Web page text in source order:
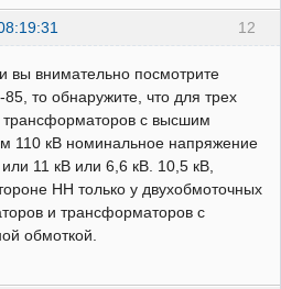
12
вы внимательно посмотрите
то обнаружите, что для трех
с высшим
110 кВ номинальное напряжение
11 кВ или 6,6 кВ. 10,5 кВ,
НН только у двухобмоточных
и трансформаторов с
обмоткой.